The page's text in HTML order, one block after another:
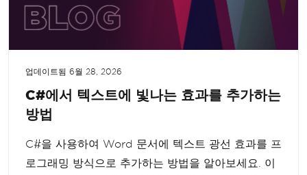
업데이트됨 6월 28, 2026
C#에서 텍스트에 빛나는 효과를 추가하는
방법
C#을 사용하여 Word 문서에 텍스트 광선 효과를 프
로그래밍 방식으로 추가하는 방법을 알아보세요. 이